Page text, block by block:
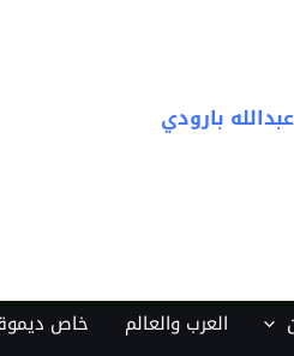
بارودي
العرب والعالم خاص